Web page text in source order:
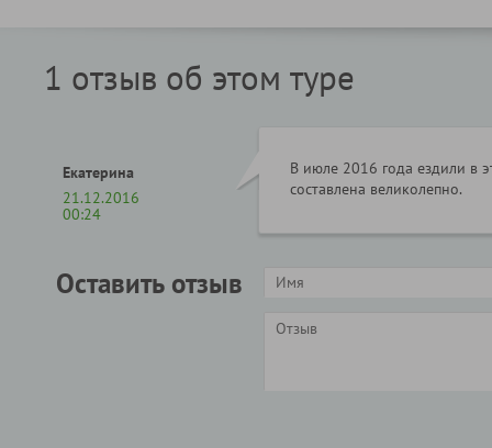
1 отзыв об этом туре
Екатерина
21.12.2016
00:24
В июле 2016 года ездили в
составлена великолепно.
Оставить отзыв